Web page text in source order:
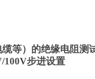
等）的绝缘电阻测
100V步进设置